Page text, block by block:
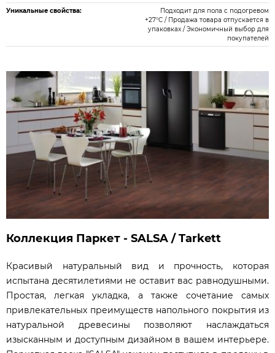
Уникальные свойства:
Подходит для пола с подогревом
+27°С / Продажа товара отпускается в
упаковках / Экономичный выбор для
покупателей
Коллекция Паркет - SALSA / Tarkett
Красивый натуральный вид и прочность, которая
испытана десятилетиями не оставит вас равнодушными.
Простая, легкая укладка, а также сочетание самых
привлекательных преимуществ напольного покрытия из
натуральной древесины позволяют наслаждаться
изысканным и доступным дизайном в вашем интерьере.